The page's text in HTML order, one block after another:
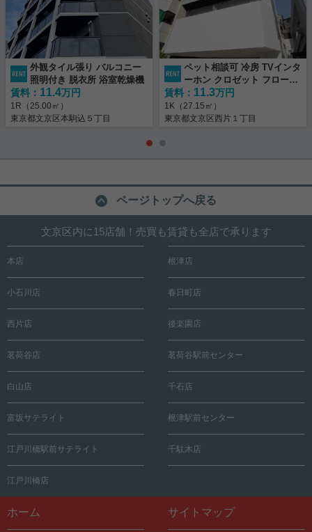
外観タイル張り バルコニー
照明付き 脱衣所 浴室乾燥機
賃料： 11.4万円
1R（25.00㎡）
東京都文京区本駒込５丁目
ペット相談可 冷房 TVインタ
ーホン クロゼット フローリ
ング
賃料： 11.3万円
1K（27.15㎡）
東京都文京区西片１丁目
ページトップへ戻る
文京区内に15店舗！売買も賃貸も全店で承ります
本店 根津店
小石川店 春日町店
西片店 後楽園店
茗荷谷店 茗荷谷駅前センター
白山店 千石店
富坂サテライト 根津駅前センター
江戸川橋駅前サテライト 千駄木店
江戸川橋店
ホーム サイトマップ